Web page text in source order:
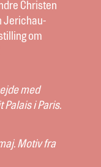
Christen
Jerichau-
om
med
Palais i Paris.
Motiv fra